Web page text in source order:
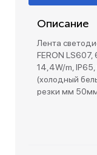
Описание
Лента
FERON
14,4W/m,
(холодный
резки мм